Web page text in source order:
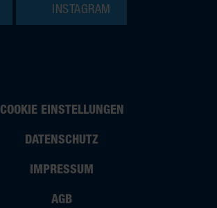
INSTAGRAM
COOKIE EINSTELLUNGEN
DATENSCHUTZ
IMPRESSUM
AGB